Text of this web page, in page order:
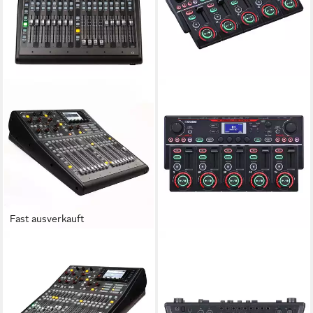
Fast ausverkauft
Studio Mischpulte, Digitale
Studio Mischpulte), X32